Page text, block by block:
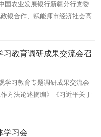
国农业发展银行新疆分行党委
银合作、赋能师市经济社会高
凝聚合作共识。
习教育调研成果交流会召
学习教育专题调研成果交流会
方法论述摘编》《习近平关于
抓实调研成果转化运用，把学
学习会